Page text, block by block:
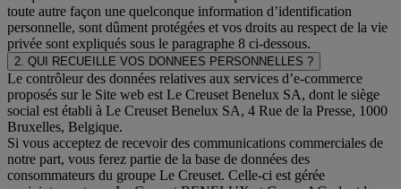
toute autre façon une quelconque information d’identification
personnelle, sont dûment protégées et vos droits au respect de la vie
privée sont expliqués sous le paragraphe 8 ci-dessous.
2. QUI RECUEILLE VOS DONNEES PERSONNELLES ?
Le contrôleur des données relatives aux services d’e-commerce
proposés sur le Site web est Le Creuset Benelux SA, dont le siège
social est établi à Le Creuset Benelux SA, 4 Rue de la Presse, 1000
Bruxelles, Belgique.
Si vous acceptez de recevoir des communications commerciales de
notre part, vous ferez partie de la base de données des
consommateurs du groupe Le Creuset. Celle-ci est gérée